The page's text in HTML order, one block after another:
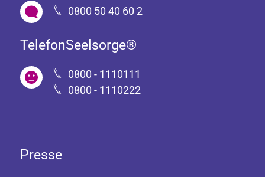
0800 50 40 60 2
TelefonSeelsorge®
0800 - 1110111
0800 - 1110222
Presse